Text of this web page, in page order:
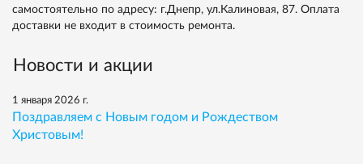
самостоятельно по адресу: г.Днепр, ул.Калиновая, 87. Оплата
доставки не входит в стоимость ремонта.
Новости и акции
1 января 2026 г.
Поздравляем с Новым годом и Рождеством
Христовым!